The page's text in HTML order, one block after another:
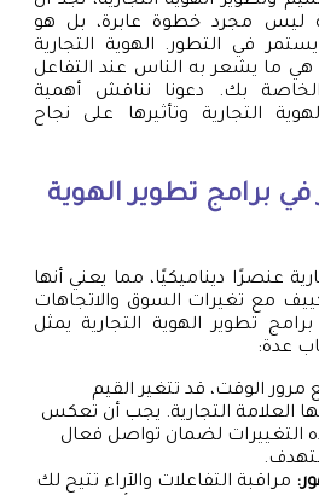
ليس مجرد خطوة عابرة، بل هو
في التطور. الهوية التجارية
ما يشعر به الناس عند التفاعل
الخاصة بك. دعونا نناقش أهمية
التجارية وتأثيرها على نجاح
في برامج تطوير الهوية
عنصرًا ديناميكيًا، مما يعني أنها
مع تغيرات السوق والاتجاهات
تطوير الهوية التجارية يمثل
عدة:
مرور الوقت، قد تتغير القيم
العلامة التجارية. يجب أن تعكس
التغييرات لضمان تواصل فعال
مراقبة التفاعلات والآراء تتيح لك